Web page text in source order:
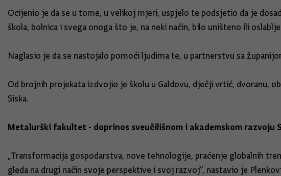
Ocijenio je da se u tome, u velikoj mjeri, uspjelo te podsjetio da je
škola, bolnica i svega onoga što je, na neki način, bilo uništeno ili
Naglasio je da se nastojalo pomoći ljudima te, u partnerstvu sa
Od brojnih projekata izdvojio je školu u Galdovu, dječji vrtić, dvoranu,
Siska.
Metalurški fakultet - doprinos sveučilišnom i akademskom razvoju
„Transformacija gospodarstva, nove tehnologije, praćenje globalnih
gleda na drugi način svoje perspektive i svoj razvoj“, nastavio je